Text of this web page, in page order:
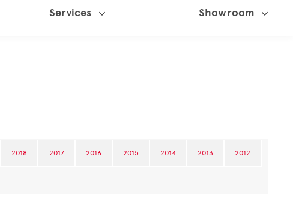
Services Showroom
2018 2017 2016 2015 2014 2013 2012